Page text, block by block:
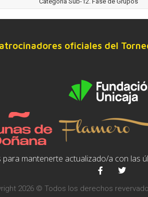
oficiales del
mantenerte actualizado/a con las
2026 © Todos los derechos